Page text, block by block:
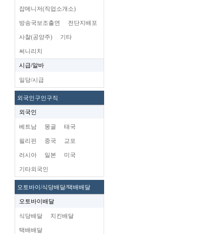
잡메니저(직업소개소)
방송국보조출연 전단지배포
사찰(공양주) 기타
써니리치
시급/알바
일당/시급
외국인구인구직
외국인
베트남 몽골 태국
필리핀 중국 교포
러시아 일본 미국
기타외국인
오토바이/식당배달/택배배달
오토바이배달
식당배달 치킨배달
택배배달